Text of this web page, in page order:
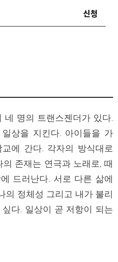
신청
네 명의 트랜스젠더가 있다.
상을 지킨다. 아이들을 가
에 간다. 각자의 방식대로
존재는 연극과 노래로, 때
드러난다. 서로 다른 삶에
의 정체성 그리고 내가 불리
다. 일상이 곧 저항이 되는